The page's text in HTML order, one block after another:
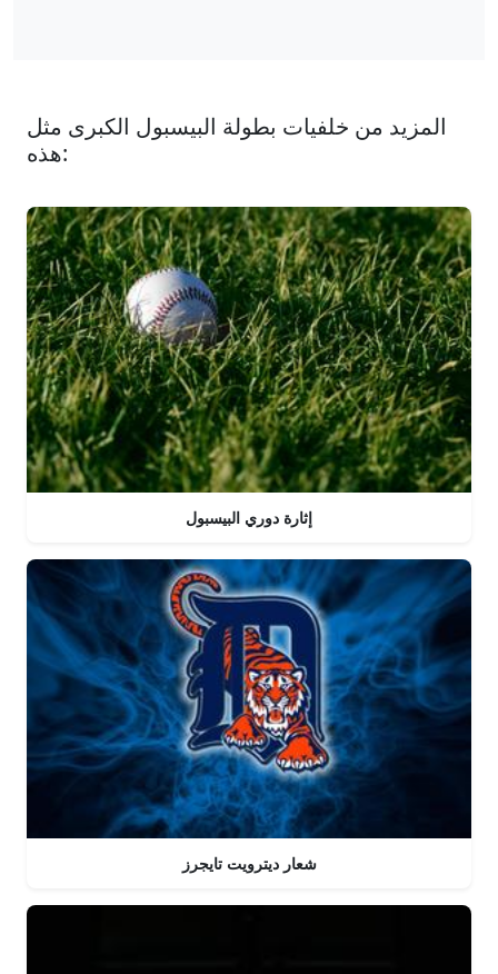
المزيد من خلفيات بطولة البيسبول الكبرى مثل
هذه:
إثارة دوري البيسبول
شعار ديترويت تايجرز